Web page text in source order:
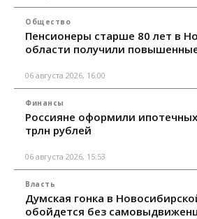
Общество
Пенсионеры старше 80 лет в
области получили
06 августа 2026, 16:00
Финансы
Россияне оформили
трлн рублей
06 августа 2026, 15:53
Власть
Думская гонка в
обойдется без